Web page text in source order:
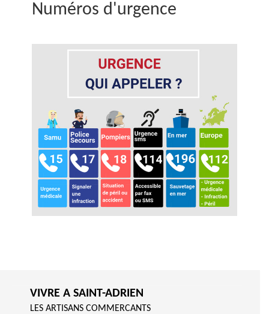
Numéros d'urgence
VIVRE A SAINT-ADRIEN
LES ARTISANS COMMERCANTS